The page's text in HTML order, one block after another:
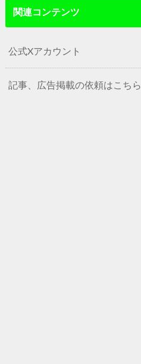
関連コンテンツ
公式Xアカウント
記事、広告掲載の依頼はこちら